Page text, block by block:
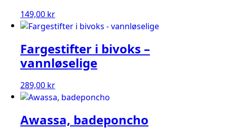
149,00 kr
Fargestifter i bivoks –
vannløselige
289,00 kr
Awassa, badeponcho